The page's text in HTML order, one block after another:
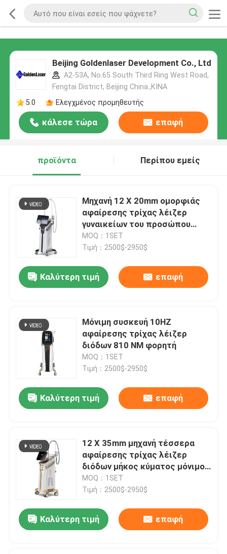
Beijing Goldenlaser Development Co., Ltd
A2-53A, No.65 South Third Ring West Road,
Fengtai District, Beijing China.,ΚΙΝΑ
5.0
Ελεγχμένος προμηθευτής
κάλεσε τώρα επαφή
προϊόντα Περίπου εμείς
Μηχανή 12 X 20mm ομορφιάς
αφαίρεσης τρίχας λέιζερ
γυναικείων του προσώπου
808nm διόδων
MOQ：1SET
Τιμή：2500$-2950$
Καλύτερη τιμή επαφή
Μόνιμη συσκευή 10HZ
αφαίρεσης τρίχας λέιζερ
διόδων 810 NM φορητή
MOQ：1SET
Τιμή：2500$-2950$
Καλύτερη τιμή επαφή
12 X 35mm μηχανή τέσσερα
αφαίρεσης τρίχας λέιζερ
διόδων μήκος κύματος μόνιμο
για το σπίτι 808nm
MOQ：1SET
Τιμή：2500$-2950$
Καλύτερη τιμή επαφή